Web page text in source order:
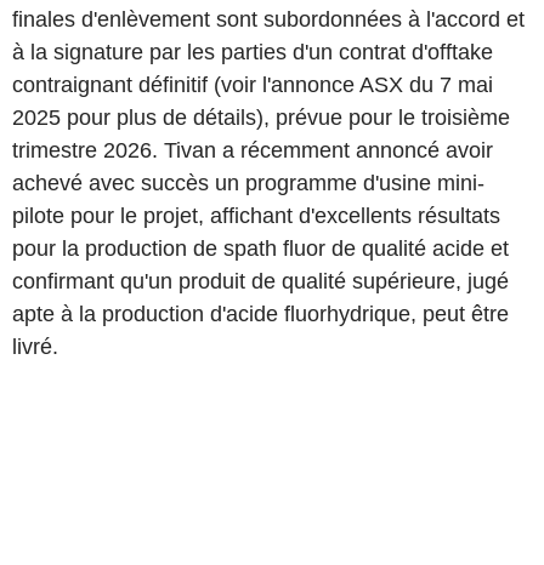
finales d'enlèvement sont subordonnées à l'accord et
à la signature par les parties d'un contrat d'offtake
contraignant définitif (voir l'annonce ASX du 7 mai
2025 pour plus de détails), prévue pour le troisième
trimestre 2026. Tivan a récemment annoncé avoir
achevé avec succès un programme d'usine mini-
pilote pour le projet, affichant d'excellents résultats
pour la production de spath fluor de qualité acide et
confirmant qu'un produit de qualité supérieure, jugé
apte à la production d'acide fluorhydrique, peut être
livré.